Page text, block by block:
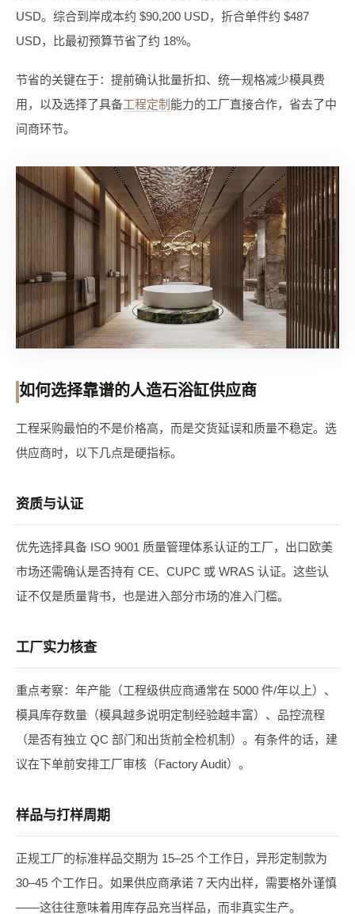
USD。综合到岸成本约 $90,200 USD，折合单件约 $487
USD，比最初预算节省了约 18%。
节省的关键在于：提前确认批量折扣、统一规格减少模具费
用，以及选择了具备工程定制 能力的工厂直接合作，省去了中
间商环节。
如何选择靠谱的人造石浴缸供应商
工程采购最怕的不是价格高，而是交货延误和质量不稳定。选
供应商时，以下几点是硬指标。
资质与认证
优先选择具备 ISO 9001 质量管理体系认证的工厂，出口欧美
市场还需确认是否持有 CE、CUPC 或 WRAS 认证。这些认
证不仅是质量背书，也是进入部分市场的准入门槛。
工厂实力核查
重点考察：年产能（工程级供应商通常在 5000 件/年以上）、
模具库存数量（模具越多说明定制经验越丰富）、品控流程
（是否有独立 QC 部门和出货前全检机制）。有条件的话，建
议在下单前安排工厂审核（Factory Audit）。
样品与打样周期
正规工厂的标准样品交期为 15–25 个工作日，异形定制款为
30–45 个工作日。如果供应商承诺 7 天内出样，需要格外谨慎
——这往往意味着用库存品充当样品，而非真实生产。